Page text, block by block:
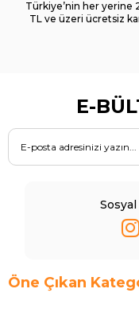
Türkiye’nin her yerine
TL ve üzeri ücretsiz
E-
Sosyal
Öne Çıkan